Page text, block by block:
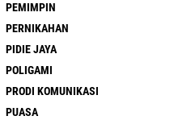
PEMIMPIN
PERNIKAHAN
PIDIE JAYA
POLIGAMI
PRODI KOMUNIKASI
PUASA